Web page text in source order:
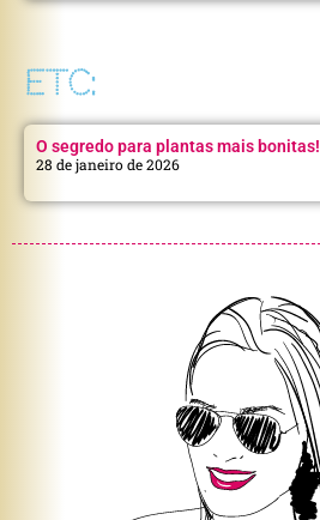
ETC:
O segredo para plantas mais bonitas!
28 de janeiro de 2026